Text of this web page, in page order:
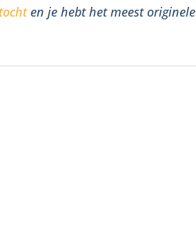
en je hebt het meest originele